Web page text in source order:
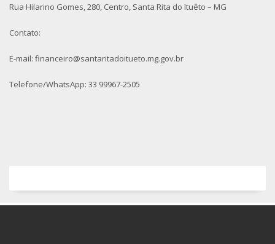
Rua Hilarino Gomes, 280, Centro, Santa Rita do Ituêto – MG
Contato:
E-mail: financeiro@santaritadoitueto.mg.gov.br
Telefone/WhatsApp: 33 99967-2505